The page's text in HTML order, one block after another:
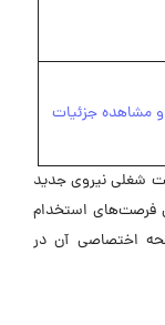
و مشاهده جزئیات
در حال حاضر در 3 موقعیت شغلی نیروی جدید
فرصت‌های استخدام
اختصاصی آن در